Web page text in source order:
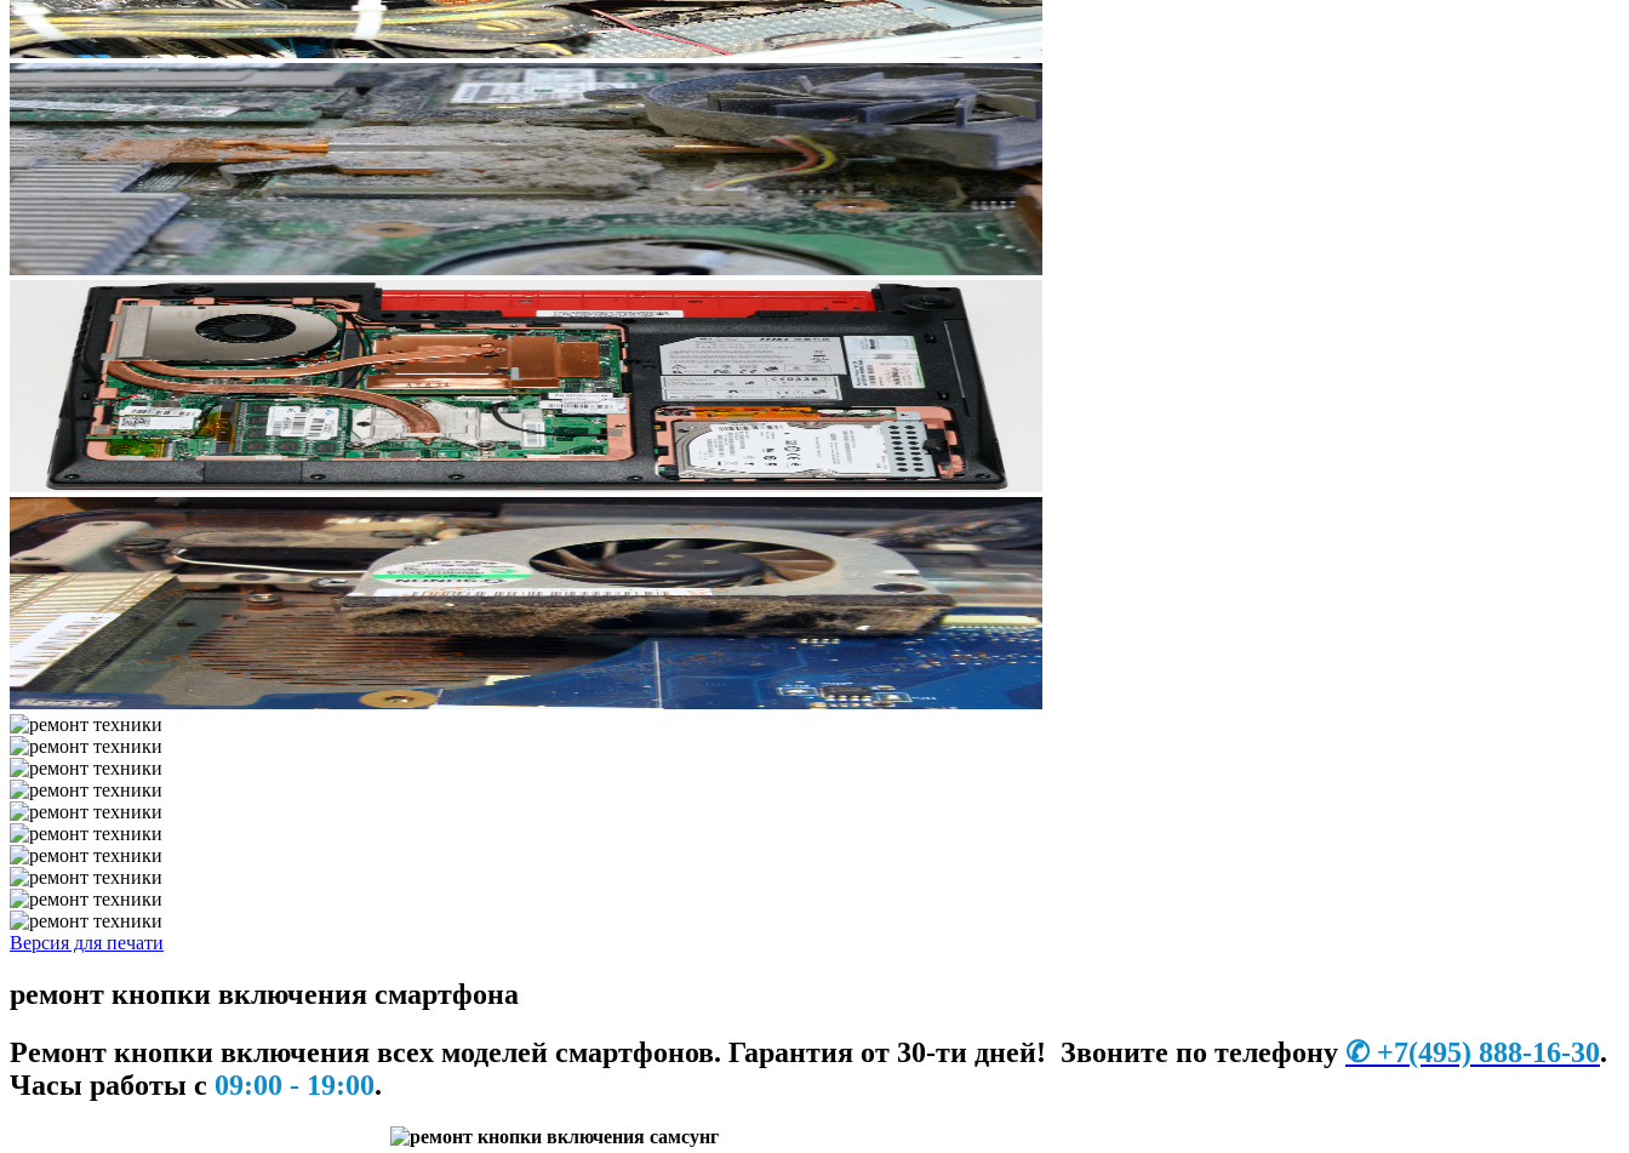
Версия для печати
ремонт кнопки включения смартфона
Ремонт кнопки включения всех моделей смартфонов. Гарантия от 30-ти дней! Звоните по телефону ✆ +7(495) 888-16-30.
Часы работы с 09:00 - 19:00.